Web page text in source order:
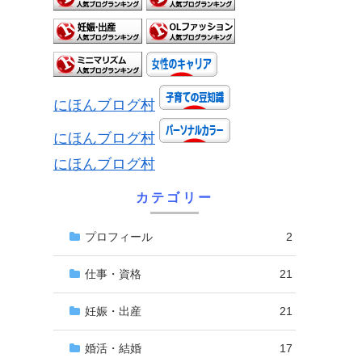
にほんブログ村
にほんブログ村
にほんブログ村
カテゴリー
プロフィール 2
仕事・資格 21
妊娠・出産 21
婚活・結婚 17